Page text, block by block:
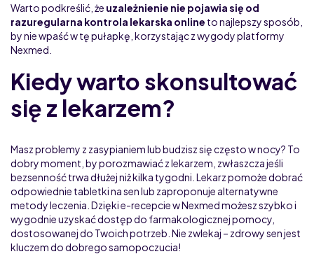
Warto podkreślić, że uzależnienie nie pojawia się od
razuregularna kontrola lekarska online to najlepszy sposób,
by nie wpaść w tę pułapkę, korzystając z wygody platformy
Nexmed.
Kiedy warto skonsultować
się z lekarzem?
Masz problemy z zasypianiem lub budzisz się często w nocy? To
dobry moment, by porozmawiać z lekarzem, zwłaszcza jeśli
bezsenność trwa dłużej niż kilka tygodni. Lekarz pomoże dobrać
odpowiednie tabletki na sen lub zaproponuje alternatywne
metody leczenia. Dzięki e-recepcie w Nexmed możesz szybko i
wygodnie uzyskać dostęp do farmakologicznej pomocy,
dostosowanej do Twoich potrzeb. Nie zwlekaj – zdrowy sen jest
kluczem do dobrego samopoczucia!